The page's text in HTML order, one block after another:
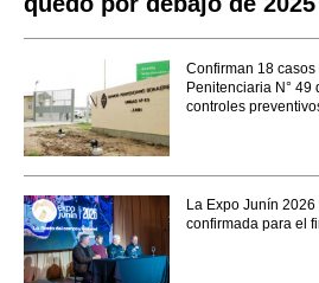
Confirman 18
Penitenciaria N° 49
controles
La Expo Junín
confirmada para el